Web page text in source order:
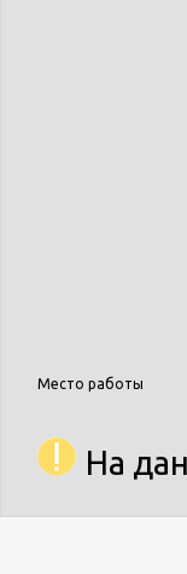
Место работы
На